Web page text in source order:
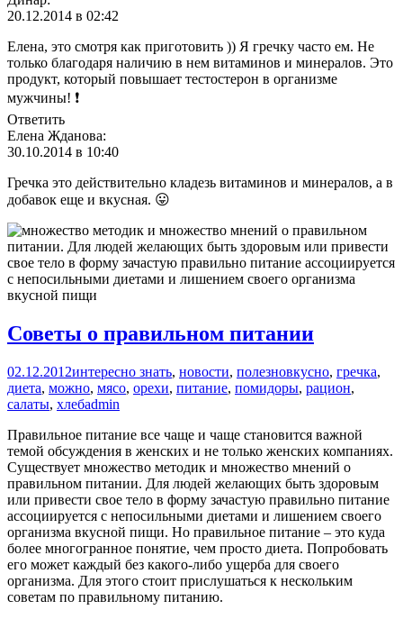
20.12.2014 в 02:42
Елена, это смотря как приготовить )) Я гречку часто ем. Не
только благодаря наличию в нем витаминов и минералов. Это
продукт, который повышает тестостерон в организме
мужчины! ❗
Ответить
Елена Жданова:
30.10.2014 в 10:40
Гречка это действительно кладезь витаминов и минералов, а в
добавок еще и вкусная. 😛
Советы о правильном питании
02.12.2012интересно знать, новости, полезновкусно, гречка,
диета, можно, мясо, орехи, питание, помидоры, рацион,
салаты, хлебadmin
Правильное питание все чаще и чаще становится важной
темой обсуждения в женских и не только женских компаниях.
Существует множество методик и множество мнений о
правильном питании. Для людей желающих быть здоровым
или привести свое тело в форму зачастую правильно питание
ассоциируется с непосильными диетами и лишением своего
организма вкусной пищи. Но правильное питание – это куда
более многогранное понятие, чем просто диета. Попробовать
его может каждый без какого-либо ущерба для своего
организма. Для этого стоит прислушаться к нескольким
советам по правильному питанию.